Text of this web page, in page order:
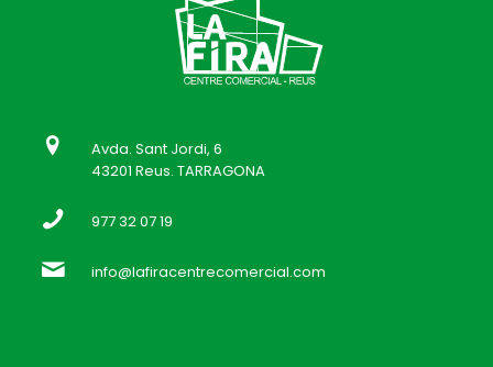
Avda. Sant Jordi, 6
43201 Reus. TARRAGONA
977 32 07 19
info@lafiracentrecomercial.com